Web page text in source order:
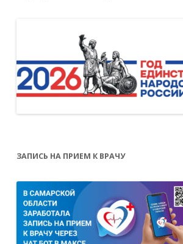
ЗАПИСЬ НА ПРИЕМ К ВРАЧУ